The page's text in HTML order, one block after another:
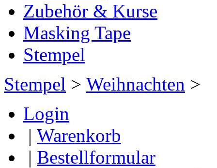
Zubehör & Kurse
Masking Tape
Stempel
Stempel > Weihnachten >
Login
| Warenkorb
| Bestellformular